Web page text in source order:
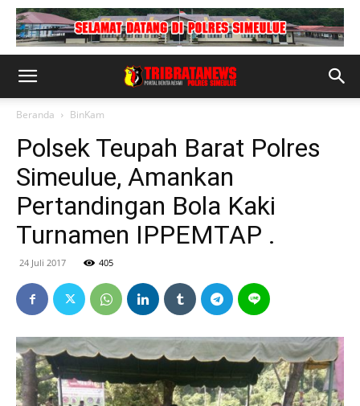
Beranda BinKam
Polsek Teupah Barat Polres
Simeulue, Amankan
Pertandingan Bola Kaki
Turnamen IPPEMTAP .
24 Juli 2017 405